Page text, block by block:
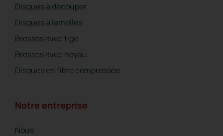
Disques à découper
Disques à lamelles
Brosses avec tige
Brosses avec noyau
Disques en fibre compressée
Notre entreprise
Nous